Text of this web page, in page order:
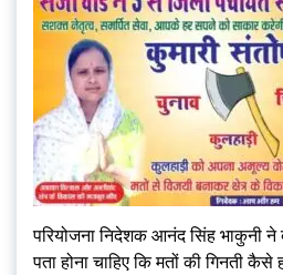
परियोजना निदेशक आनंद सिंह भाकुनी ने
पता होना चाहिए कि मतों की गिनती कैसे